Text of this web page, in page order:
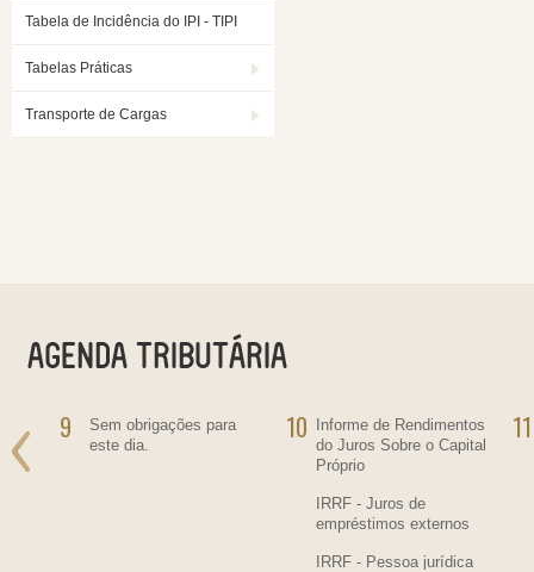
Tabela de Incidência do IPI - TIPI
Tabelas Práticas
Transporte de Cargas
9
Sem obrigações para
este dia.
10
Informe de Rendimentos
do Juros Sobre o Capital
Próprio
IRRF - Juros de
empréstimos externos
IRRF - Pessoa jurídica
11